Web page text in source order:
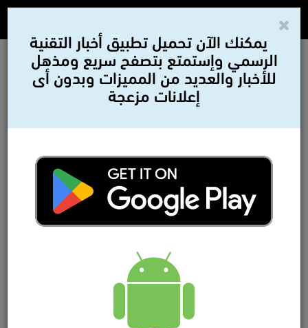
يمكنك الآن تحميل تطبيق أخبار التقنية
الرسمي وإستمتع بتصفح سريع ومذهل
للأخبار والعديد من المميزات وبدون أى
إعلانات مزعجة